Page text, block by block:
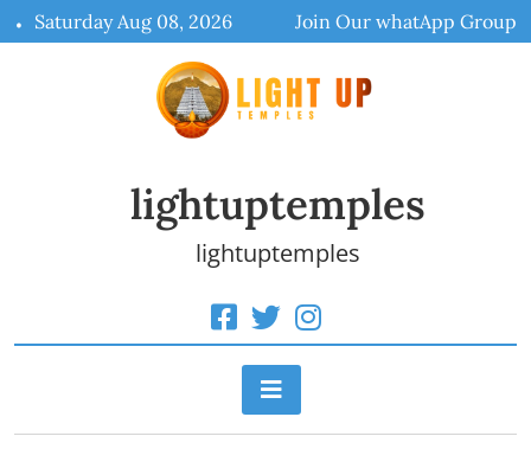
to
Saturday Aug 08, 2026 Join Our whatApp Group
lightuptemples
lightuptemples